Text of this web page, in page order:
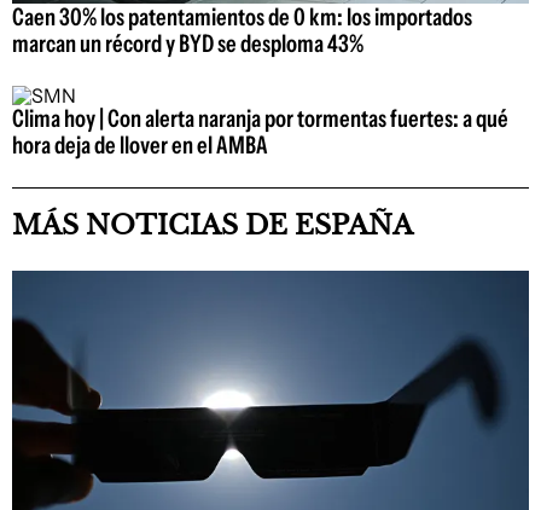
Caen 30% los patentamientos de 0 km: los importados
marcan un récord y BYD se desploma 43%
Clima hoy | Con alerta naranja por tormentas fuertes: a qué
hora deja de llover en el AMBA
MÁS NOTICIAS DE ESPAÑA